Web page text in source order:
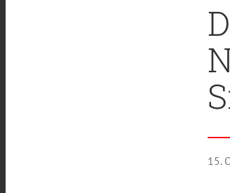
15.